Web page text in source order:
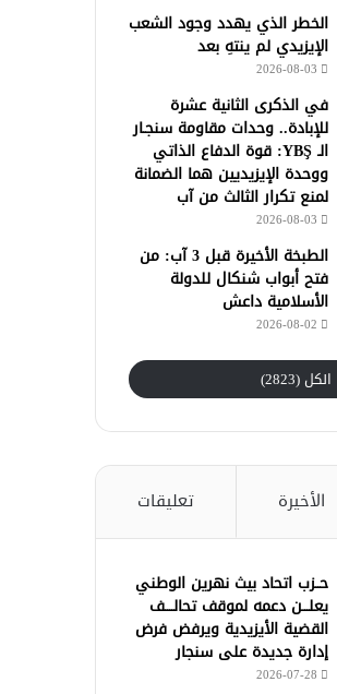
الخطر الذي يهدد وجود الشعب
الإيزيدي لم ينتهِ بعد
2026-08-03
في الذكرى الثانية عشرة
للإبادة.. وحدات مقاومة سنجـار
الـ YBŞ: قوة الدفاع الذاتي
ووحدة الإيزيديين هما الضمانة
لمنع تكرار الثالث من آب
2026-08-03
الطبخة الأخيرة قبل 3 آب: من
فتح أبواب شنكال للدولة
الأسلامية داعش
2026-08-02
الكل (2823)
الأخيرة تعليقات
حــزب اتحاد بيث نهرين الوطني
يعلـــن دعمه لموقف تحالــــف
القضية الأيزيدية ويرفض فرض
إدارة جديدة على سنجار
2026-07-28